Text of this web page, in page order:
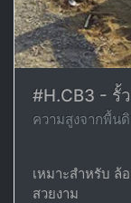
#H.CB3 - รั้
ความสูงจากพื้น
เหมาะสำหรับ ล้
สวยงาม